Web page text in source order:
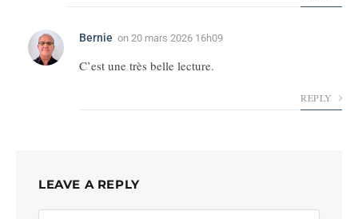
Bernie on 20 mars 2026 16h09
C’est une très belle lecture.
REPLY
LEAVE A REPLY